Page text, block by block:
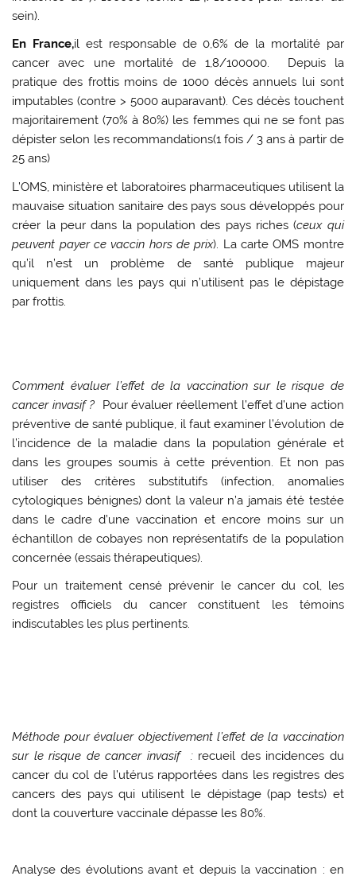
sein).
En France,il est responsable de 0,6% de la mortalité par
cancer avec une mortalité de 1,8/100000. Depuis la
pratique des frottis moins de 1000 décès annuels lui sont
imputables (contre > 5000 auparavant). Ces décès touchent
majoritairement (70% à 80%) les femmes qui ne se font pas
dépister selon les recommandations(1 fois / 3 ans à partir de
25 ans)
L’OMS, ministère et laboratoires pharmaceutiques utilisent la
mauvaise situation sanitaire des pays sous développés pour
créer la peur dans la population des pays riches (ceux qui
peuvent payer ce vaccin hors de prix). La carte OMS montre
qu’il n’est un problème de santé publique majeur
uniquement dans les pays qui n’utilisent pas le dépistage
par frottis.
Comment évaluer l’effet de la vaccination sur le risque de
cancer invasif ? Pour évaluer réellement l’effet d’une action
préventive de santé publique, il faut examiner l’évolution de
l’incidence de la maladie dans la population générale et
dans les groupes soumis à cette prévention. Et non pas
utiliser des critères substitutifs (infection, anomalies
cytologiques bénignes) dont la valeur n’a jamais été testée
dans le cadre d’une vaccination et encore moins sur un
échantillon de cobayes non représentatifs de la population
concernée (essais thérapeutiques).
Pour un traitement censé prévenir le cancer du col, les
registres officiels du cancer constituent les témoins
indiscutables les plus pertinents.
Méthode pour évaluer objectivement l’effet de la vaccination
sur le risque de cancer invasif : recueil des incidences du
cancer du col de l’utérus rapportées dans les registres des
cancers des pays qui utilisent le dépistage (pap tests) et
dont la couverture vaccinale dépasse les 80%.
Analyse des évolutions avant et depuis la vaccination : en